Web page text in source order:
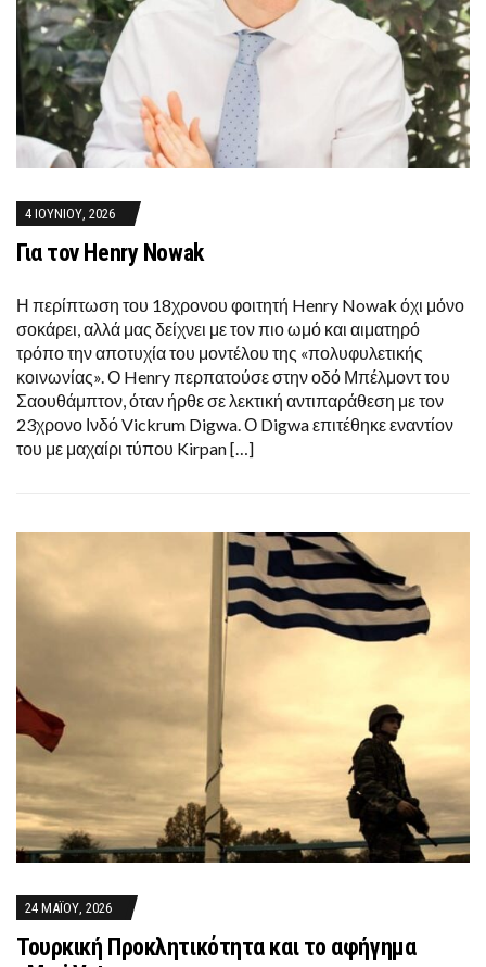
4 ΙΟΥΝΊΟΥ, 2026
Για τον Henry Nowak
Η περίπτωση του 18χρονου φοιτητή Henry Nowak όχι μόνο
σοκάρει, αλλά μας δείχνει με τον πιο ωμό και αιματηρό
τρόπο την αποτυχία του μοντέλου της «πολυφυλετικής
κοινωνίας». Ο Henry περπατούσε στην οδό Μπέλμοντ του
Σαουθάμπτον, όταν ήρθε σε λεκτική αντιπαράθεση με τον
23χρονο Ινδό Vickrum Digwa. Ο Digwa επιτέθηκε εναντίον
του με μαχαίρι τύπου Kirpan […]
24 ΜΑΪ́ΟΥ, 2026
Τουρκική Προκλητικότητα και το αφήγημα